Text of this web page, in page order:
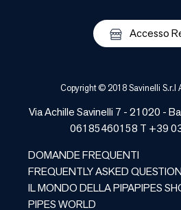
Accesso
Copyright © 2018 Savinelli S.r.l
Via Achille Savinelli 7 - 21020 -
06185460158 T +39
DOMANDE FREQUENTI
FREQUENTLY ASKED
IL MONDO DELLA PIPAPIPES
PIPES WORLD